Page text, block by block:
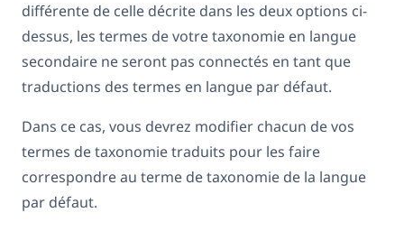
différente de celle décrite dans les deux options ci-
dessus, les termes de votre taxonomie en langue
secondaire ne seront pas connectés en tant que
traductions des termes en langue par défaut.
Dans ce cas, vous devrez modifier chacun de vos
termes de taxonomie traduits pour les faire
correspondre au terme de taxonomie de la langue
par défaut.